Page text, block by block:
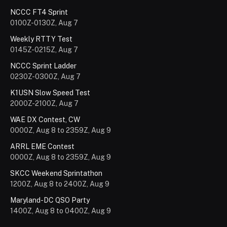
NCCC FT4 Sprint
0100Z-0130Z, Aug 7
Weekly RTTY Test
0145Z-0215Z, Aug 7
NCCC Sprint Ladder
0230Z-0300Z, Aug 7
K1USN Slow Speed Test
2000Z-2100Z, Aug 7
WAE DX Contest, CW
0000Z, Aug 8 to 2359Z, Aug 9
ARRL EME Contest
0000Z, Aug 8 to 2359Z, Aug 9
SKCC Weekend Sprintathon
1200Z, Aug 8 to 2400Z, Aug 9
Maryland-DC QSO Party
1400Z, Aug 8 to 0400Z, Aug 9